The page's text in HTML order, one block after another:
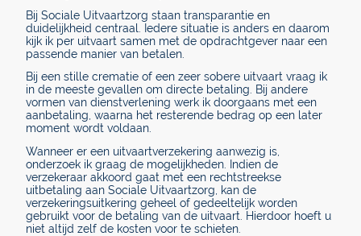
Bij Sociale Uitvaartzorg staan transparantie en
duidelijkheid centraal. Iedere situatie is anders en daarom
kijk ik per uitvaart samen met de opdrachtgever naar een
passende manier van betalen.
Bij een stille crematie of een zeer sobere uitvaart vraag ik
in de meeste gevallen om directe betaling. Bij andere
vormen van dienstverlening werk ik doorgaans met een
aanbetaling, waarna het resterende bedrag op een later
moment wordt voldaan.
Wanneer er een uitvaartverzekering aanwezig is,
onderzoek ik graag de mogelijkheden. Indien de
verzekeraar akkoord gaat met een rechtstreekse
uitbetaling aan Sociale Uitvaartzorg, kan de
verzekeringsuitkering geheel of gedeeltelijk worden
gebruikt voor de betaling van de uitvaart. Hierdoor hoeft u
niet altijd zelf de kosten voor te schieten.